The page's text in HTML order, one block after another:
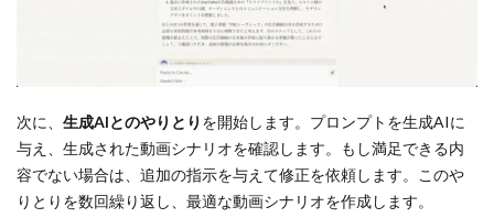
次に、 生成AIとのやりとり を開始します。プロンプトを生成AIに
与え、生成された動画シナリオを確認します。もし満足できる内
容でない場合は、追加の指示を与えて修正を依頼します。このや
りとりを数回繰り返し、最適な動画シナリオを作成します。